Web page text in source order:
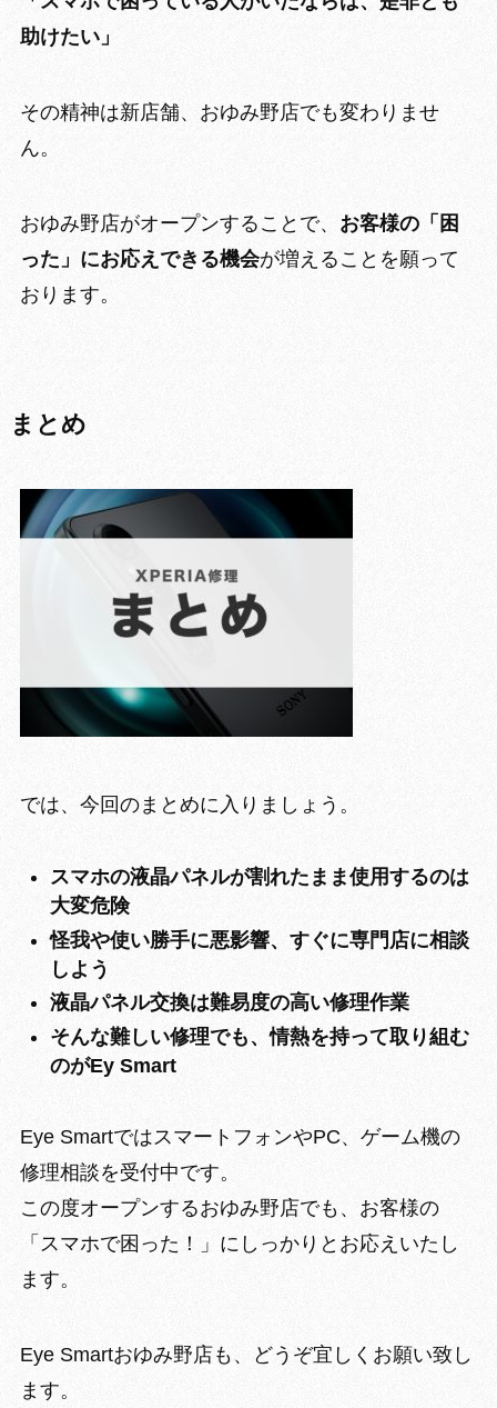
助けたい」
その精神は新店舗、おゆみ野店でも変わりませ
ん。
おゆみ野店がオープンすることで、 お客様の「困
った」にお応えできる機会が増えることを願って
おります。
まとめ
では、今回のまとめに入りましょう。
スマホの液晶パネルが割れたまま使用するのは
大変危険
怪我や使い勝手に悪影響、すぐに専門店に相談
しよう
液晶パネル交換は難易度の高い修理作業
そんな難しい修理でも、情熱を持って取り組む
のがEy Smart
Eye SmartではスマートフォンやPC、ゲーム機の
修理相談を受付中です。
この度オープンするおゆみ野店でも、お客様の
「スマホで困った！」にしっかりとお応えいたし
ます。
Eye Smartおゆみ野店も、どうぞ宜しくお願い致し
ます。